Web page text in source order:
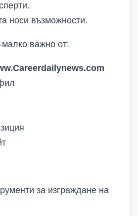
носи възможности.
важно от:
за изграждане на